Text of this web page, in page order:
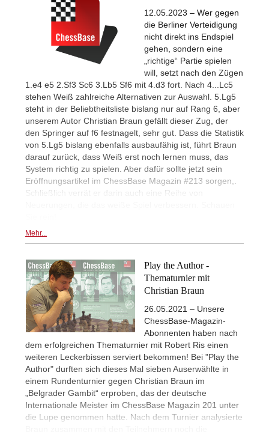
12.05.2023 – Wer gegen
die Berliner Verteidigung
nicht direkt ins Endspiel
gehen, sondern eine
„richtige“ Partie spielen
will, setzt nach den Zügen
1.e4 e5 2.Sf3 Sc6 3.Lb5 Sf6 mit 4.d3 fort. Nach 4...Lc5
stehen Weiß zahlreiche Alternativen zur Auswahl. 5.Lg5
steht in der Beliebtheitsliste bislang nur auf Rang 6, aber
unserem Autor Christian Braun gefällt dieser Zug, der
den Springer auf f6 festnagelt, sehr gut. Dass die Statistik
von 5.Lg5 bislang ebenfalls ausbaufähig ist, führt Braun
darauf zurück, dass Weiß erst noch lernen muss, das
System richtig zu spielen. Aber dafür sollte jetzt sein
Eröffnungsartikel im ChessBase Magazin #213 sorgen,.
Schließlich verrät er darin auch eine Reihe von
Mehr...
Play the Author -
Thematurnier mit
Christian Braun
26.05.2021 – Unsere
ChessBase-Magazin-
Abonnenten haben nach
dem erfolgreichen Thematurnier mit Robert Ris einen
weiteren Leckerbissen serviert bekommen! Bei "Play the
Author" durften sich dieses Mal sieben Auserwählte in
einem Rundenturnier gegen Christian Braun im
„Belgrader Gambit“ erproben, das der deutsche
Internationale Meister im ChessBase Magazin 201 unter
die Lupe genommen hatte. Nach dem Turnier analysierte